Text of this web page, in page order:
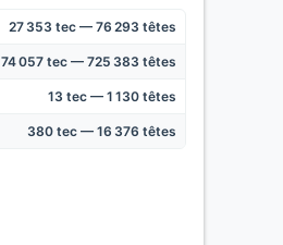
27 353 tec — 76 293 têtes
74 057 tec — 725 383 têtes
13 tec — 1 130 têtes
380 tec — 16 376 têtes